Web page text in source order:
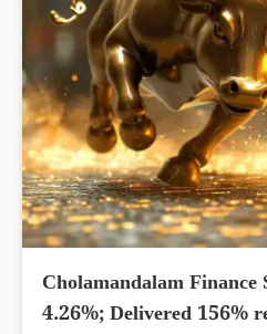
Cholamandalam Finance
4.26%; Delivered 156%